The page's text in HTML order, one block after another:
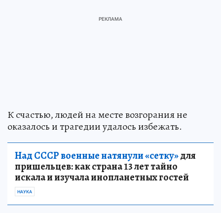
К счастью, людей на месте возгорания не
оказалось и трагедии удалось избежать.
Над СССР военные натянули «сетку»для
пришельцев: как страна 13 лет тайно
искала и изучала инопланетных гостей
НАУКА